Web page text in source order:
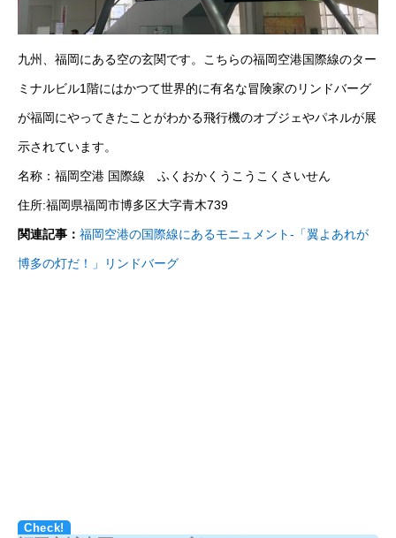
九州、福岡にある空の玄関です。こちらの福岡空港国際線のター
ミナルビル1階にはかつて世界的に有名な冒険家のリンドバーグ
が福岡にやってきたことがわかる飛行機のオブジェやパネルが展
示されています。
名称：福岡空港 国際線 ふくおかくうこうこくさいせん
住所:福岡県福岡市博多区大字青木739
関連記事： 福岡空港の国際線にあるモニュメント-「翼よあれが
博多の灯だ！」リンドバーグ